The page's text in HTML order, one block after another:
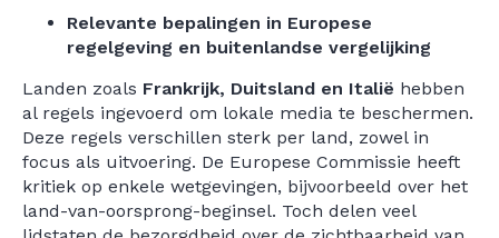
Relevante bepalingen in Europese
regelgeving en buitenlandse vergelijking
Landen zoals Frankrijk, Duitsland en Italië hebben
al regels ingevoerd om lokale media te beschermen.
Deze regels verschillen sterk per land, zowel in
focus als uitvoering. De Europese Commissie heeft
kritiek op enkele wetgevingen, bijvoorbeeld over het
land-van-oorsprong-beginsel. Toch delen veel